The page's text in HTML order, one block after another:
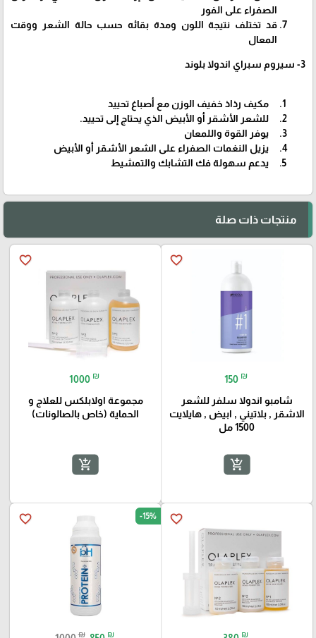
الصفراء على الفور
قد تختلف نتيجة اللون ومدة بقائه حسب حالة الشعر ووقت
المعال
3- سيروم سبراي اندولا بلوند
مكيف رذاذ خفيف الوزن مع أصباغ تحييد
للشعر الأشقر أو الأبيض الذي يحتاج إلى تحييد. ​
يوفر القوة واللمعان
يزيل النغمات الصفراء على الشعر الأشقر أو الأبيض
يدعم سهولة فك التشابك والتمشيط
منتجات ذات صلة
favorite_border
150 ₪
شامبو اندولا سلفر للشعر
الاشقر , بلاتيني , ابيض , هايلايت
1500 مل
add_shopping_cart
favorite_border
1000 ₪
مجموعة اولابلكس للعلاج و
الحماية (خاص بالصالونات)
add_shopping_cart
favorite_border
₪
favorite_border -15%
₪ ₪